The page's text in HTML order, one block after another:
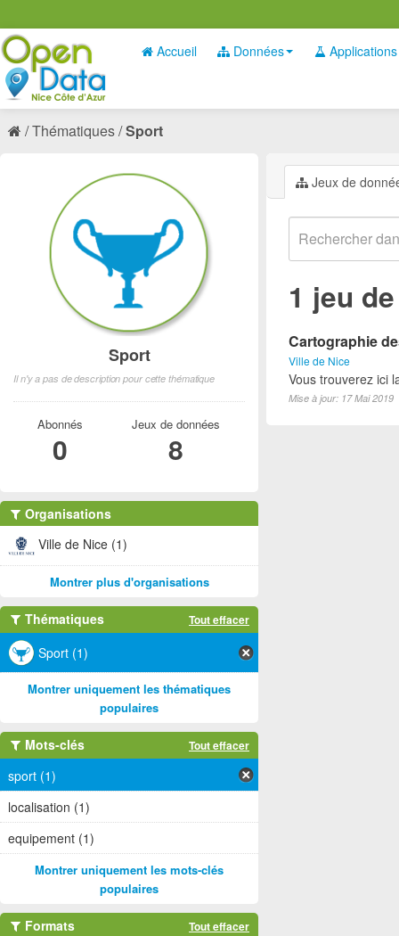
Accueil Données Applications
Thématiques Sport
Jeux de
1 jeu
Cartographie
Ville de Nice
Vous trouverez ici
Mise à jour: 17 Mai 2019
Sport
Il n'y a pas de description pour cette thématique
Abonnés
0
Jeux de données
8
Organisations
Ville de Nice (1)
Montrer plus d'organisations
Thématiques Tout effacer
Sport (1)
Montrer uniquement les thématiques
populaires
Mots-clés Tout effacer
sport (1)
localisation (1)
equipement (1)
Montrer uniquement les mots-clés
populaires
Formats Tout effacer